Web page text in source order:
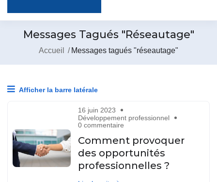
Messages Tagués "réseautage"
Accueil Messages tagués "réseautage"
Afficher la barre latérale
16 juin 2023
Développement professionnel
0 commentaire
Comment provoquer
des opportunités
professionnelles ?